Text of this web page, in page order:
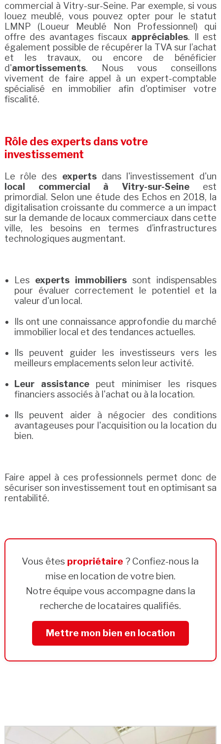
commercial à Vitry-sur-Seine. Par exemple, si vous
louez meublé, vous pouvez opter pour le statut
LMNP (Loueur Meublé Non Professionnel) qui
offre des avantages fiscaux appréciables. Il est
également possible de récupérer la TVA sur l’achat
et les travaux, ou encore de bénéficier
d'amortissements. Nous vous conseillons
vivement de faire appel à un expert-comptable
spécialisé en immobilier afin d'optimiser votre
fiscalité.
Rôle des experts dans votre
investissement
Le rôle des expertsdans l'investissement d'un
local commercial à Vitry-sur-Seine est
primordial. Selon une étude des Echos en 2018, la
digitalisation croissante du commerce a un impact
sur la demande de locaux commerciaux dans cette
ville, les besoins en termes d’infrastructures
technologiques augmentant.
Les experts immobiliers sont indispensables
pour évaluer correctement le potentiel et la
valeur d'un local.
Ils ont une connaissance approfondie du marché
immobilier local et des tendances actuelles.
Ils peuvent guider les investisseurs vers les
meilleurs emplacements selon leur activité.
Leur assistance peut minimiser les risques
financiers associés à l'achat ou à la location.
Ils peuvent aider à négocier des conditions
avantageuses pour l'acquisition ou la location du
bien.
Faire appel à ces professionnels permet donc de
sécuriser son investissement tout en optimisant sa
rentabilité.
Vous êtes propriétaire ? Confiez-nous la
mise en location de votre bien.
Notre équipe vous accompagne dans la
recherche de locataires qualifiés.
Mettre mon bien en location